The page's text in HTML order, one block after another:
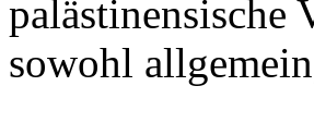
palästinensische
sowohl